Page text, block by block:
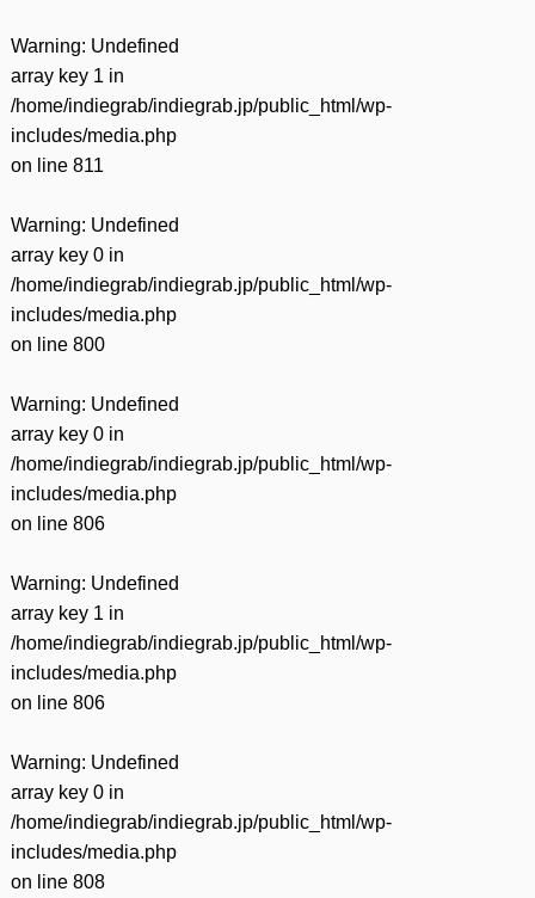
Warning: Undefined
array key 1 in
/home/indiegrab/indiegrab.jp/public_html/wp-
includes/media.php
on line 811
Warning: Undefined
array key 0 in
/home/indiegrab/indiegrab.jp/public_html/wp-
includes/media.php
on line 800
Warning: Undefined
array key 0 in
/home/indiegrab/indiegrab.jp/public_html/wp-
includes/media.php
on line 806
Warning: Undefined
array key 1 in
/home/indiegrab/indiegrab.jp/public_html/wp-
includes/media.php
on line 806
Warning: Undefined
array key 0 in
/home/indiegrab/indiegrab.jp/public_html/wp-
includes/media.php
on line 808